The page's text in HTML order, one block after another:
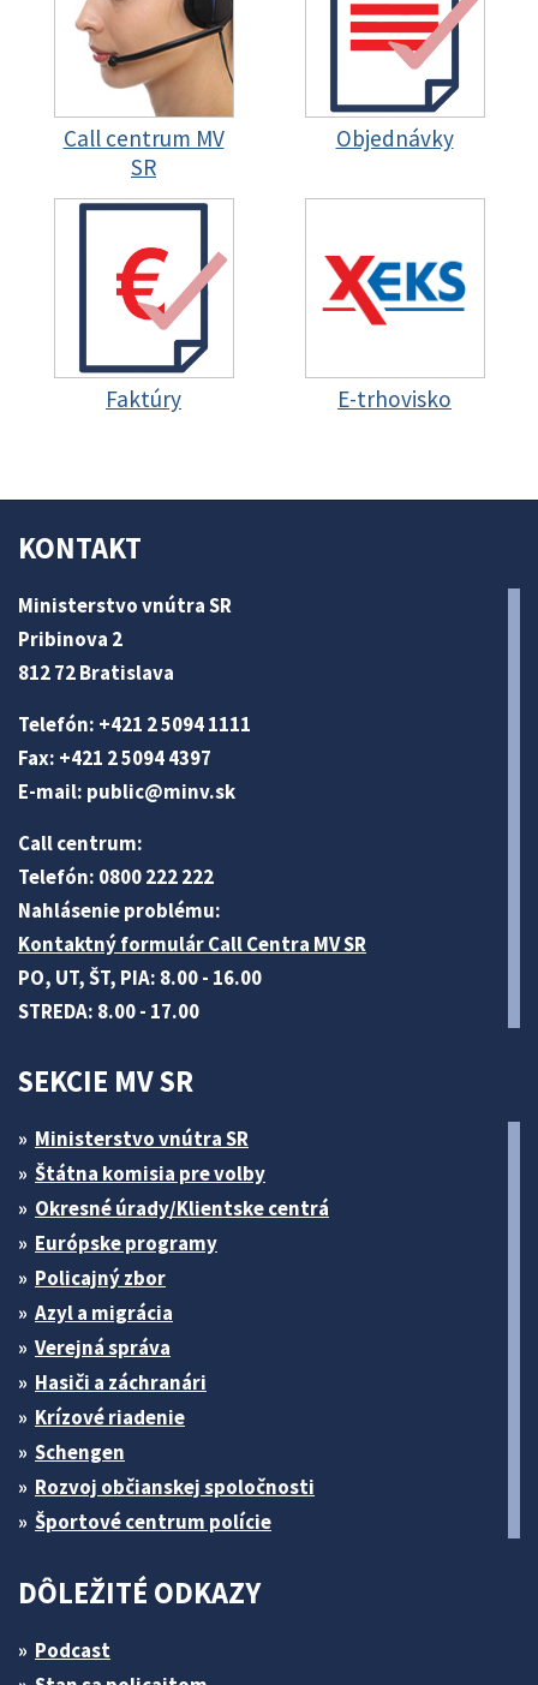
Call centrum MV
SR
Objednávky
Faktúry E-trhovisko
KONTAKT
Ministerstvo vnútra SR
Pribinova 2
812 72 Bratislava
Telefón: +421 2 5094 1111
Fax: +421 2 5094 4397
E-mail: public@minv.sk
Call centrum:
Telefón: 0800 222 222
Nahlásenie problému:
Kontaktný formulár Call Centra MV SR
PO, UT, ŠT, PIA: 8.00 - 16.00
STREDA: 8.00 - 17.00
SEKCIE MV SR
Ministerstvo vnútra SR
Štátna komisia pre volby
Okresné úrady/Klientske centrá
Európske programy
Policajný zbor
Azyl a migrácia
Verejná správa
Hasiči a záchranári
Krízové riadenie
Schengen
Rozvoj občianskej spoločnosti
Športové centrum polície
DÔLEŽITÉ ODKAZY
Podcast